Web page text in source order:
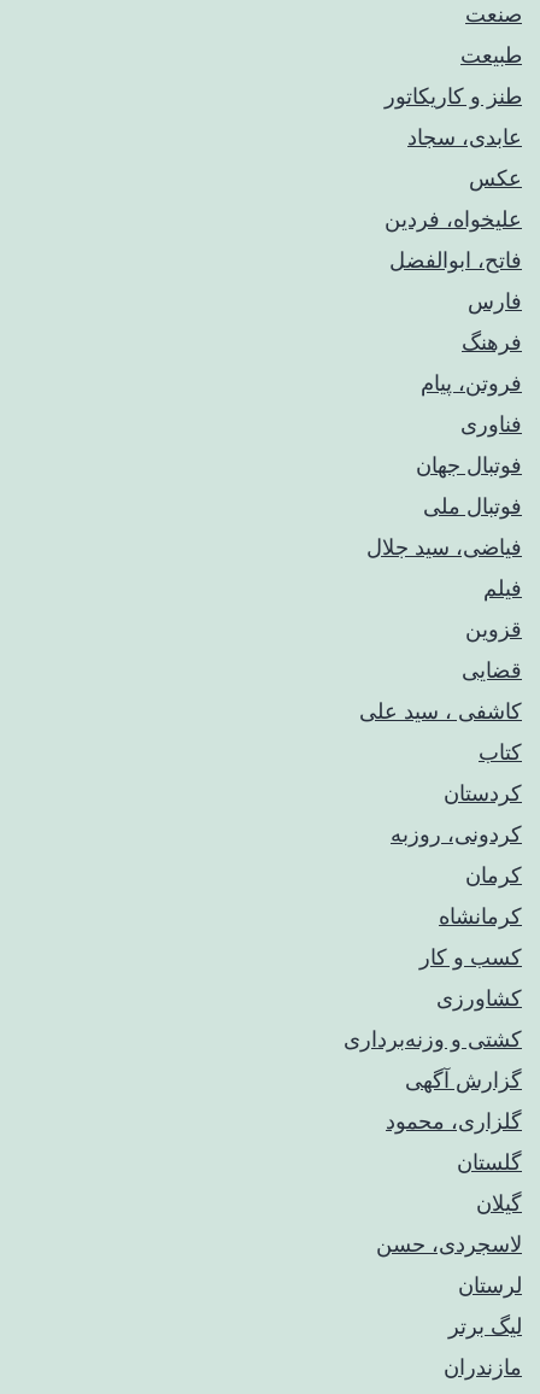
صنعت
طبیعت
طنز و کاریکاتور
عابدی، سجاد
عکس
علیخواه، فردین
فاتح، ابوالفضل
فارس
فرهنگ
فروتن، پیام
فناوری
فوتبال جهان
فوتبال ملی
فیاضی، سید جلال
فیلم
قزوین
قضایی
کاشفی ، سید علی
کتاب
کردستان
کردونی، روزبه
کرمان
کرمانشاه
کسب و کار
کشاورزی
کشتی و وزنه‌برداری
گزارش آگهی
گلزاری، محمود
گلستان
گیلان
لاسجردی، حسن
لرستان
لیگ برتر
مازندران